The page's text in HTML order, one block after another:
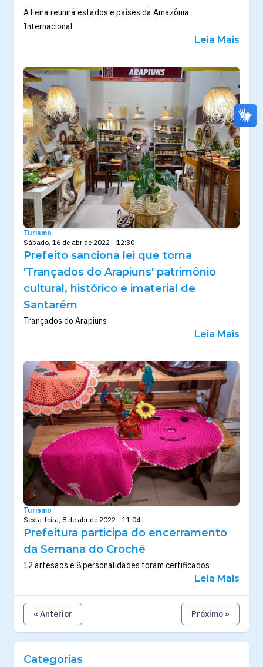
A Feira reunirá estados e países da Amazônia
Internacional
Leia Mais
Turismo
Sábado, 16 de abr de 2022 - 12:30
Prefeito sanciona lei que torna
'Trançados do Arapiuns' patrimônio
cultural, histórico e imaterial de
Santarém
Trançados do Arapiuns
Leia Mais
Turismo
Sexta-feira, 8 de abr de 2022 - 11:04
Prefeitura participa do encerramento
da Semana do Crochê
12 artesãos e 8 personalidades foram certificados
Leia Mais
« Anterior Próximo »
Categorias